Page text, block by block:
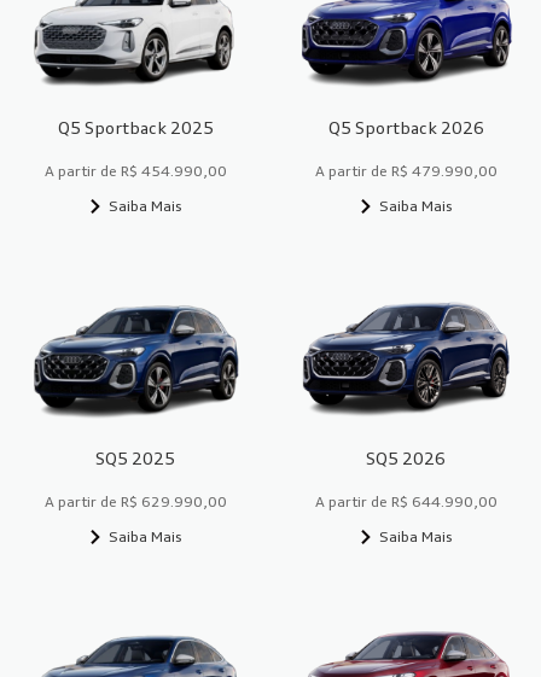
Q5 Sportback 2025
A partir de R$ 454.990,00
Saiba Mais
Q5 Sportback 2026
A partir de R$ 479.990,00
Saiba Mais
SQ5 2025
A partir de R$ 629.990,00
Saiba Mais
SQ5 2026
A partir de R$ 644.990,00
Saiba Mais